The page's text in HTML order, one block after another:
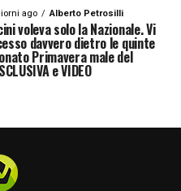
queste4
Dunque, non ci
finito il mese,
su “Scegli Goal” ed
ago Alberto Petrosilli
voleva solo la Nazionale. Vi
davvero dietro le quinte
Primavera male del
e VIDEO